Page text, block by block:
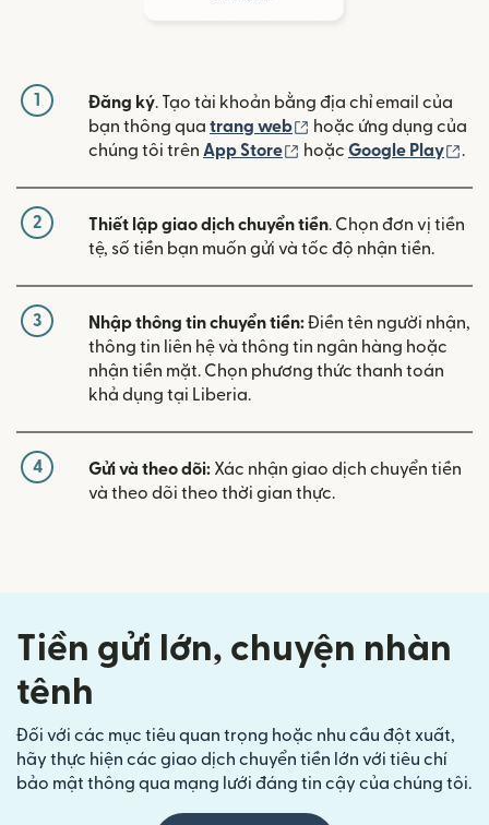
1 Đăng ký. Tạo tài khoản bằng địa chỉ email của
bạn thông qua trang web (mở trong cửa sổ mới)
hoặc ứng dụng của
chúng tôi trên App Store (mở trong cửa sổ mới)
hoặc Google Play .
2 Thiết lập giao dịch chuyển tiền. Chọn đơn vị tiền
tệ, số tiền bạn muốn gửi và tốc độ nhận tiền.
3 Nhập thông tin chuyển tiền:Điền tên người nhận,
thông tin liên hệ và thông tin ngân hàng hoặc
nhận tiền mặt. Chọn phương thức thanh toán
khả dụng tại Liberia.
4 Gửi và theo dõi: Xác nhận giao dịch chuyển tiền
và theo dõi theo thời gian thực.
Tiền gửi lớn, chuyện nhàn
tênh
Đối với các mục tiêu quan trọng hoặc nhu cầu đột xuất,
hãy thực hiện các giao dịch chuyển tiền lớn với tiêu chí
bảo mật thông qua mạng lưới đáng tin cậy của chúng tôi.